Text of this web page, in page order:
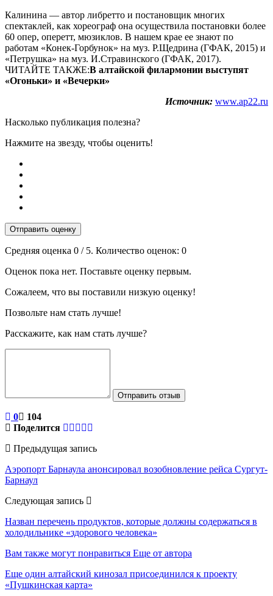
Калинина — автор либретто и постановщик многих
спектаклей, как хореограф она осуществила постановки более
60 опер, оперетт, мюзиклов. В нашем крае ее знают по
работам «Конек-Горбунок» на муз. Р.Щедрина (ГФАК, 2015) и
«Петрушка» на муз. И.Стравинского (ГФАК, 2017).
ЧИТАЙТЕ ТАКЖЕ:В алтайской филармонии выступят
«Огоньки» и «Вечерки»
Источник: www.ap22.ru
Насколько публикация полезна?
Нажмите на звезду, чтобы оценить!
Отправить оценку
Средняя оценка 0 / 5. Количество оценок: 0
Оценок пока нет. Поставьте оценку первым.
Сожалеем, что вы поставили низкую оценку!
Позвольте нам стать лучше!
Расскажите, как нам стать лучше?
Отправить отзыв
0
104
Поделится
Предыдущая запись
Аэропорт Барнаула анонсировал возобновление рейса Сургут-
Барнаул
Следующая запись
Назван перечень продуктов, которые должны содержаться в
холодильнике «здорового человека»
Вам также могут понравиться Еще от автора
Еще один алтайский кинозал присоединился к проекту
«Пушкинская карта»